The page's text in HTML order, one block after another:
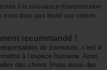
à la naissance (transmission
donc pas limité aux chiens
recommandé !
de zoonoses, c’est à
à l’espèce humaine. Ainsi,
des chiens (mais aussi des